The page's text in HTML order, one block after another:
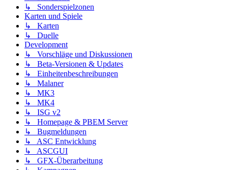
↳ Sonderspielzonen
Karten und Spiele
↳ Karten
↳ Duelle
Development
↳ Vorschläge und Diskussionen
↳ Beta-Versionen & Updates
↳ Einheitenbeschreibungen
↳ Malaner
↳ MK3
↳ MK4
↳ ISG v2
↳ Homepage & PBEM Server
↳ Bugmeldungen
↳ ASC Entwicklung
↳ ASCGUI
↳ GFX-Überarbeitung